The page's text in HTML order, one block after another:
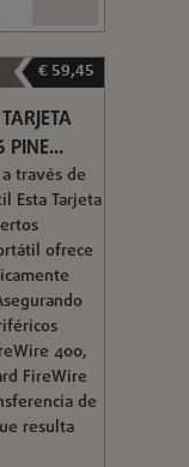
€ 59,45
PINE...
través de
Esta Tarjeta
ofrece
400,
FireWire
de
resulta